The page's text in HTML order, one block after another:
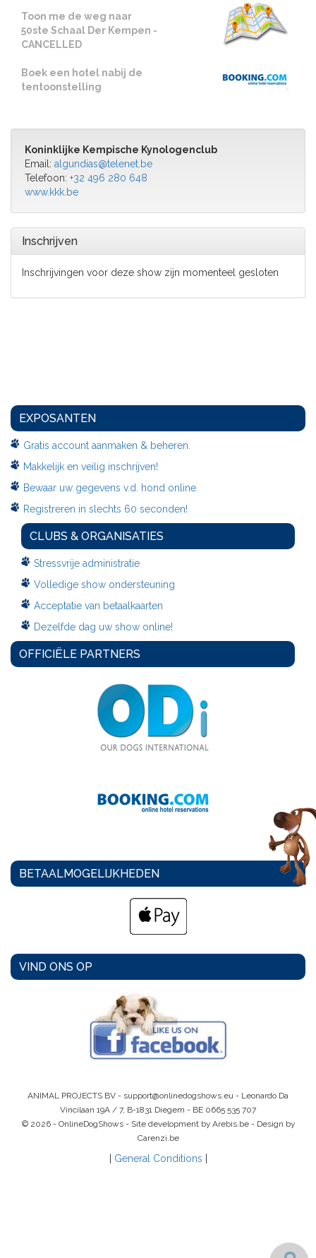
Toon me de weg naar
50ste Schaal Der Kempen -
CANCELLED
Boek een hotel nabij de
tentoonstelling
Koninklijke Kempische Kynologenclub
Email: algundias@telenet.be
Telefoon: +32 496 280 648
www.kkk.be
Inschrijven
Inschrijvingen voor deze show zijn momenteel gesloten
EXPOSANTEN
Gratis account aanmaken & beheren.
Makkelijk en veilig inschrijven!
Bewaar uw gegevens v.d. hond online.
Registreren in slechts 60 seconden!
CLUBS & ORGANISATIES
Stressvrije administratie
Volledige show ondersteuning
Acceptatie van betaalkaarten
Dezelfde dag uw show online!
OFFICIËLE PARTNERS
BETAALMOGELIJKHEDEN
VIND ONS OP
ANIMAL PROJECTS BV - support@onlinedogshows.eu - Leonardo Da
Vincilaan 19A / 7, B-1831 Diegem - BE 0665 535 707
© 2026 - OnlineDogShows - Site development by Arebis.be - Design by
Carenzi.be
General Conditions